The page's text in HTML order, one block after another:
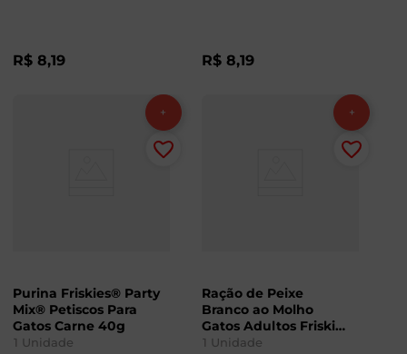
R$ 8,19 R$ 8,19
Purina Friskies® Party
Mix® Petiscos Para
Gatos Carne 40g
1 Unidade
Ração de Peixe
Branco ao Molho
Gatos Adultos Friskies
Sachê 85g
1 Unidade